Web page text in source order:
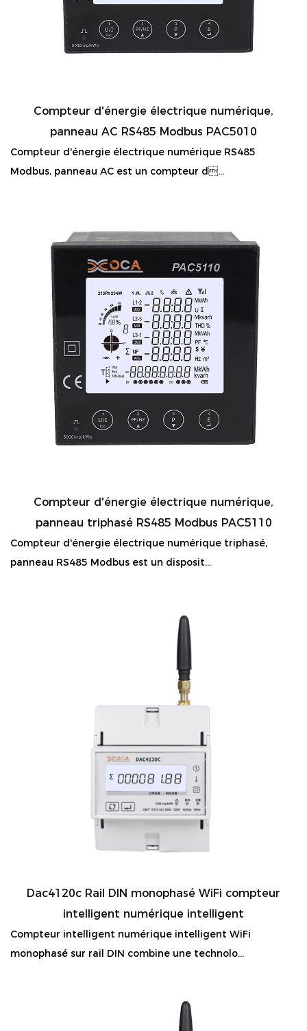
Compteur d'énergie électrique numérique,
panneau AC RS485 Modbus PAC5010
Compteur d'énergie électrique numérique RS485
Modbus, panneau AC est un compteur d...
Compteur d'énergie électrique numérique,
panneau triphasé RS485 Modbus PAC5110
Compteur d'énergie électrique numérique triphasé,
panneau RS485 Modbus est un disposit...
Dac4120c Rail DIN monophasé WiFi compteur
intelligent numérique intelligent
Compteur intelligent numérique intelligent WiFi
monophasé sur rail DIN combine une technolo...